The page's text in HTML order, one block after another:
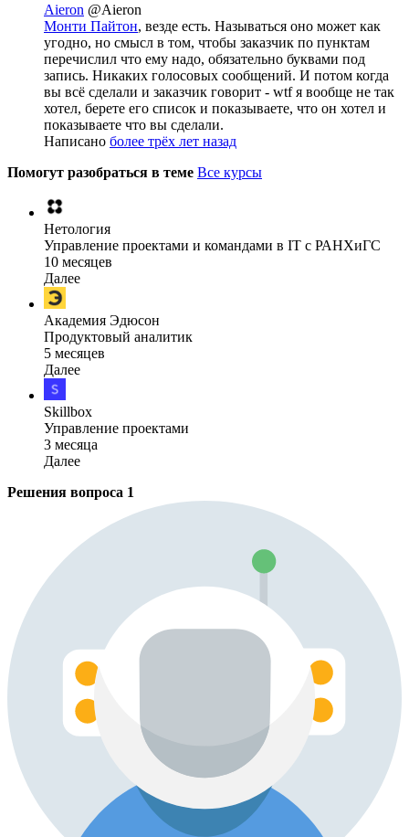
Aieron @Aieron
Монти Пайтон, везде есть. Называться оно может как
угодно, но смысл в том, чтобы заказчик по пунктам
перечислил что ему надо, обязательно буквами под
запись. Никаких голосовых сообщений. И потом когда
вы всё сделали и заказчик говорит - wtf я вообще не так
хотел, берете его список и показываете, что он хотел и
показываете что вы сделали.
Написано более трёх лет назад
Помогут разобраться в теме Все курсы
Нетология
Управление проектами и командами в IT с РАНХиГС
10 месяцев
Далее
Академия Эдюсон
Продуктовый аналитик
5 месяцев
Далее
Skillbox
Управление проектами
3 месяца
Далее
Решения вопроса 1